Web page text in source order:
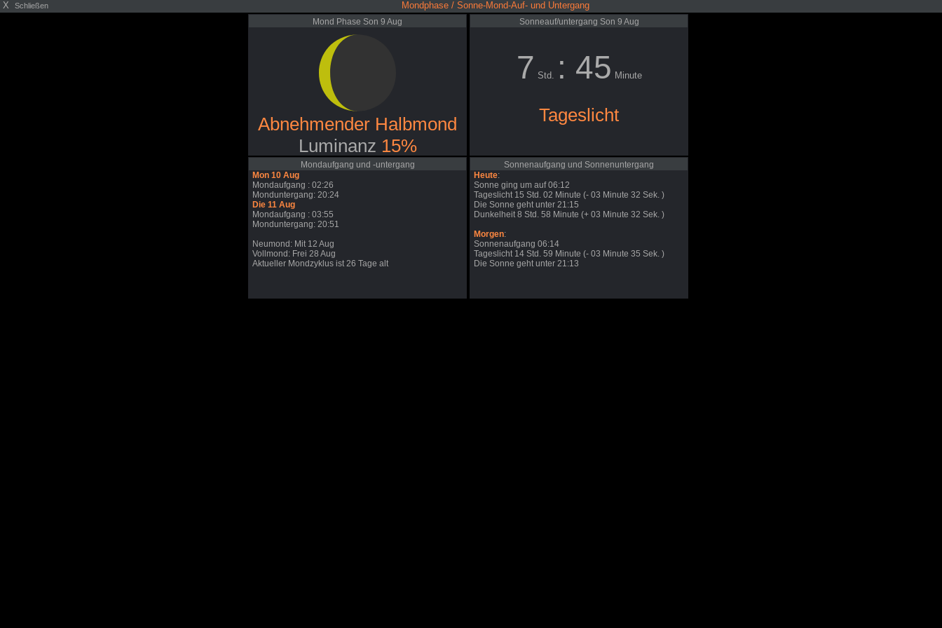
X Schließen Mondphase / Sonne-Mond-Auf- und Untergang
Mond Phase Son 9 Aug
Abnehmender Halbmond
Luminanz 15%
Sonneauf/untergang Son 9 Aug
7 Std. : 45 Minute
Tageslicht
Mondaufgang und -untergang
Mon 10 Aug
Mondaufgang : 02:26
Monduntergang: 20:24
Die 11 Aug
Mondaufgang : 03:55
Monduntergang: 20:51
Neumond: Mit 12 Aug
Vollmond: Frei 28 Aug
Aktueller Mondzyklus ist 26 Tage alt
Sonnenaufgang und Sonnenuntergang
Heute:
Sonne ging um auf 06:12
Tageslicht 15 Std. 02 Minute (- 03 Minute 32 Sek. )
Die Sonne geht unter 21:15
Dunkelheit 8 Std. 58 Minute (+ 03 Minute 32 Sek. )
Morgen:
Sonnenaufgang 06:14
Tageslicht 14 Std. 59 Minute (- 03 Minute 35 Sek. )
Die Sonne geht unter 21:13